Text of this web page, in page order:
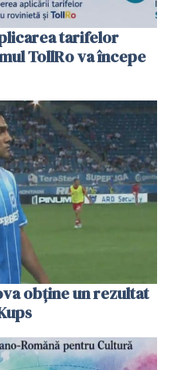
tarifelor
TollRo va începe
obține un rezultat